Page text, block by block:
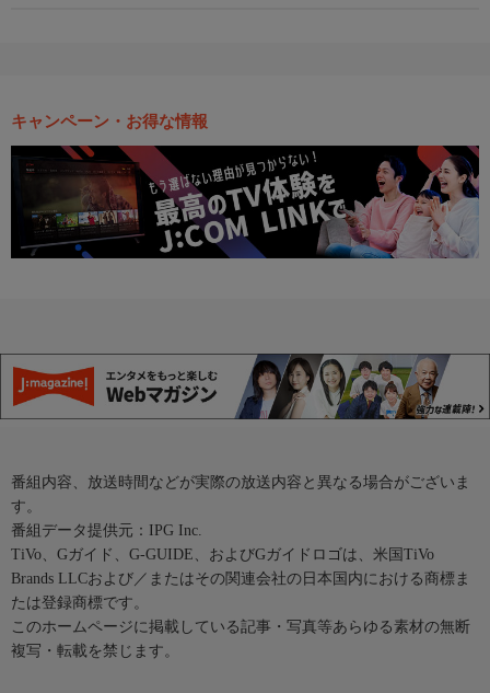
キャンペーン・お得な情報
番組内容、放送時間などが実際の放送内容と異なる場合がございま
す。
番組データ提供元：IPG Inc.
TiVo、Gガイド、G-GUIDE、およびGガイドロゴは、米国TiVo
Brands LLCおよび／またはその関連会社の日本国内における商標ま
たは登録商標です。
このホームページに掲載している記事・写真等あらゆる素材の無断
複写・転載を禁じます。